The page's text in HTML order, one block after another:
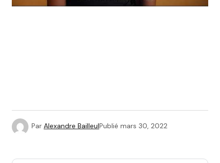
Par Alexandre BailleulPublié mars 30, 2022